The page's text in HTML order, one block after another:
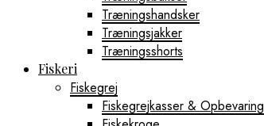
Træningshandsker
Træningsjakker
Træningsshorts
Fiskeri
Fiskegrej
Fiskegrejkasser & Opbevaring